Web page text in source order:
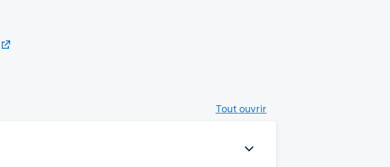
Tout ouvrir